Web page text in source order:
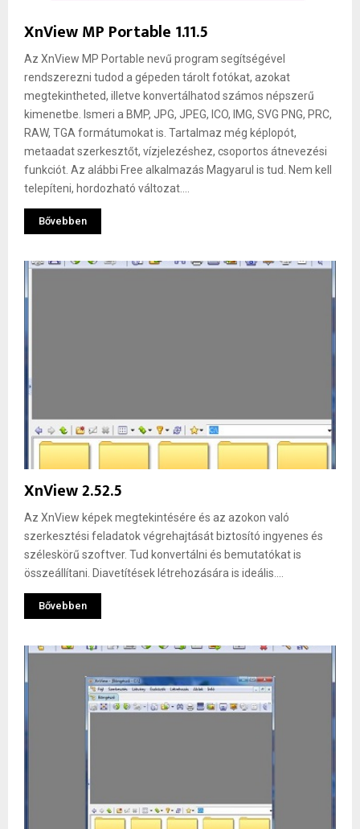
XnView MP Portable 1.11.5
Az XnView MP Portable nevű program segítségével
rendszerezni tudod a gépeden tárolt fotókat, azokat
megtekintheted, illetve konvertálhatod számos népszerű
kimenetbe. Ismeri a BMP, JPG, JPEG, ICO, IMG, SVG PNG, PRC,
RAW, TGA formátumokat is. Tartalmaz még képlopót,
metaadat szerkesztőt, vízjelezéshez, csoportos átnevezési
funkciót. Az alábbi Free alkalmazás Magyarul is tud. Nem kell
telepíteni, hordozható változat....
Bővebben
XnView 2.52.5
Az XnView képek megtekintésére és az azokon való
szerkesztési feladatok végrehajtását biztosító ingyenes és
széleskörű szoftver. Tud konvertálni és bemutatókat is
összeállítani. Diavetítések létrehozására is ideális....
Bővebben